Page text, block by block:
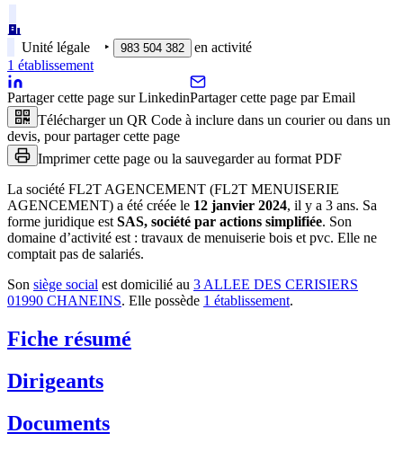
Unité légale ‣ 983 504 382
en activité
1 établissement
Partager cette page sur LinkedinPartager cette page par Email
Télécharger un QR Code à inclure dans un courier ou dans un
devis, pour partager cette page
Imprimer cette page ou la sauvegarder au format PDF
La société FL2T AGENCEMENT (FL2T MENUISERIE
AGENCEMENT) a été créée le 12 janvier 2024, il y a 3 ans. Sa
forme juridique est SAS, société par actions simplifiée. Son
domaine d’activité est : travaux de menuiserie bois et pvc. Elle ne
comptait pas de salariés.
Son siège social est domicilié au 3 ALLEE DES CERISIERS
01990 CHANEINS. Elle possède 1 établissement.
Fiche résumé
Dirigeants
Documents